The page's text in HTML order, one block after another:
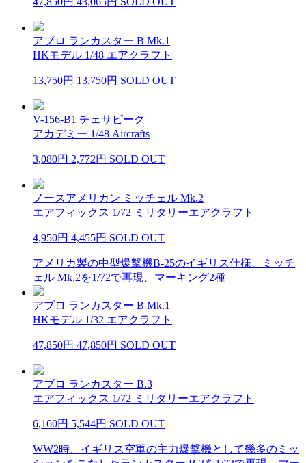
アブロ ランカスター B Mk.1
HKモデル 1/48 エアクラフト
13,750円 13,750円 SOLD OUT
V-156-B1 チェサピーク
アカデミー 1/48 Aircrafts
3,080円 2,772円 SOLD OUT
ノースアメリカン ミッチェル Mk.2
エアフィックス 1/72 ミリタリーエアクラフト
4,950円 4,455円 SOLD OUT
アメリカ製の中型爆撃機B-25のイギリス仕様、ミッチ
ェル Mk.2を1/72で再現、マーキング2種
アブロ ランカスター B Mk.1
HKモデル 1/32 エアクラフト
47,850円 47,850円 SOLD OUT
アブロ ランカスター B.3
エアフィックス 1/72 ミリタリーエアクラフト
6,160円 5,544円 SOLD OUT
WW2時、イギリス空軍の主力爆撃機として幾多のミッ